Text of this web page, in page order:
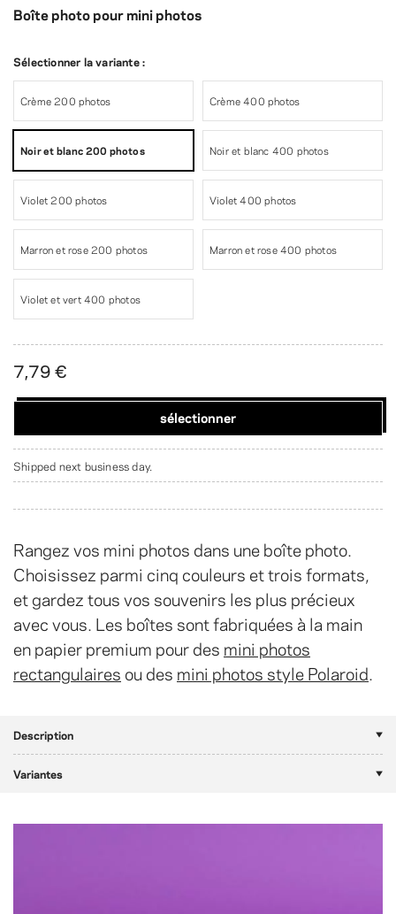
Boîte photo pour mini photos
Rangez vos mini photos dans une boîte photo.
Choisissez parmi cinq couleurs et trois formats,
et gardez tous vos souvenirs les plus précieux
avec vous. Les boîtes sont fabriquées à la main
en papier premium pour des mini photos
rectangulaires ou des mini photos style Polaroid.
Sélectionner la variante :
Crème 200 photos Crème 400 photos
Noir et blanc 200 photos Noir et blanc 400 photos
Violet 200 photos Violet 400 photos
Marron et rose 200 photos Marron et rose 400 photos
Violet et vert 400 photos
7,79 €
sélectionner
Shipped next business day.
Description
Variantes